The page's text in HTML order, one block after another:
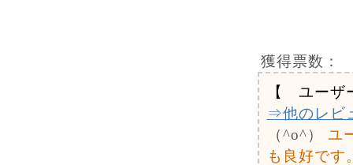
獲得票数：
【 ユーザ
⇒他のレビ
（^o^）
ユ
も良好です